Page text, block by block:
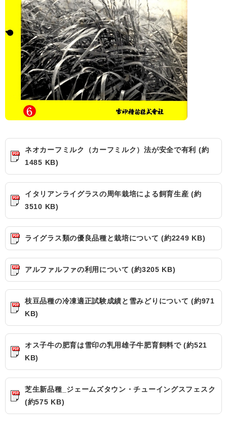
ネオカーフミルク（カーフミルク）法が安全で有利 (約
1485 KB)
イタリアンライグラスの周年栽培による飼育生産 (約
3510 KB)
ライグラス類の優良品種と栽培について (約2249 KB)
アルファルファの利用について (約3205 KB)
枝豆品種の冷凍適正試験成績と雪みどりについて (約971
KB)
オス子牛の肥育は雪印の乳用雄子牛肥育飼料で (約521
KB)
芝生新品種_ジェームズタウン・チューイングスフェスク
(約575 KB)